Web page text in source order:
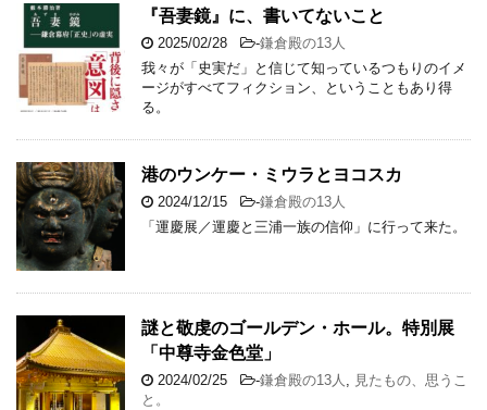
『吾妻鏡』に、書いてないこと
2025/02/28 -鎌倉殿の13人
我々が「史実だ」と信じて知っているつもりのイメ
ージがすべてフィクション、ということもあり得
る。
港のウンケー・ミウラとヨコスカ
2024/12/15 -鎌倉殿の13人
「運慶展／運慶と三浦一族の信仰」に行って来た。
謎と敬虔のゴールデン・ホール。特別展
「中尊寺金色堂」
2024/02/25 -鎌倉殿の13人
見たもの、思うこ
と。